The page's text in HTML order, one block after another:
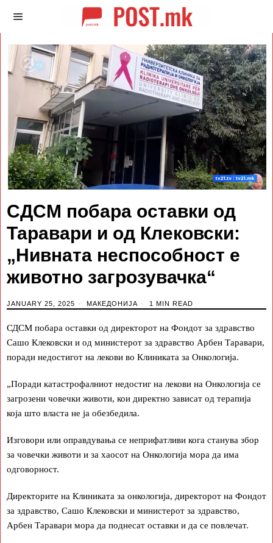
СДСМ побара оставки од
Таравари и од Клековски:
„Нивната неспособност е
животно загрозувачка“
JANUARY 25, 2025 МАКЕДОНИЈА 1 MIN READ
СДСМ побара оставки од директорот на Фондот за здравство
Сашо Клековски и од министерот за здравство Арбен Таравари,
поради недостигот на лекови во Клиниката за Онкологија.
„Поради катастрофалниот недостиг на лекови на Онкологија се
загрозени човечки животи, кои директно зависат од терапија
која што власта не ја обезбедила.
Изговори или оправдувања се неприфатливи кога станува збор
за човечки животи и за хаосот на Онкологија мора да има
одговорност.
Директорите на Клиниката за онкологија, директорот на Фондот
за здравство, Сашо Клековски и министерот за здравство,
Арбен Таравари мора да поднесат оставки и да се повлечат.